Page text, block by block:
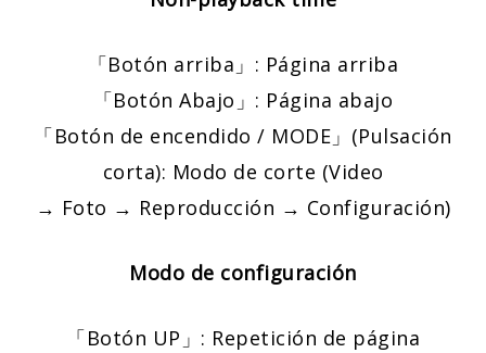
「Botón arriba」: Página arriba
「Botón Abajo」: Página abajo
「Botón de encendido / MODE」(Pulsación
corta): Modo de corte (Video
→ Foto → Reproducción → Configuración)
Modo de configuración
「Botón UP」: Repetición de página